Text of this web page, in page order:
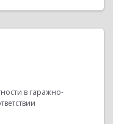
в гаражно-